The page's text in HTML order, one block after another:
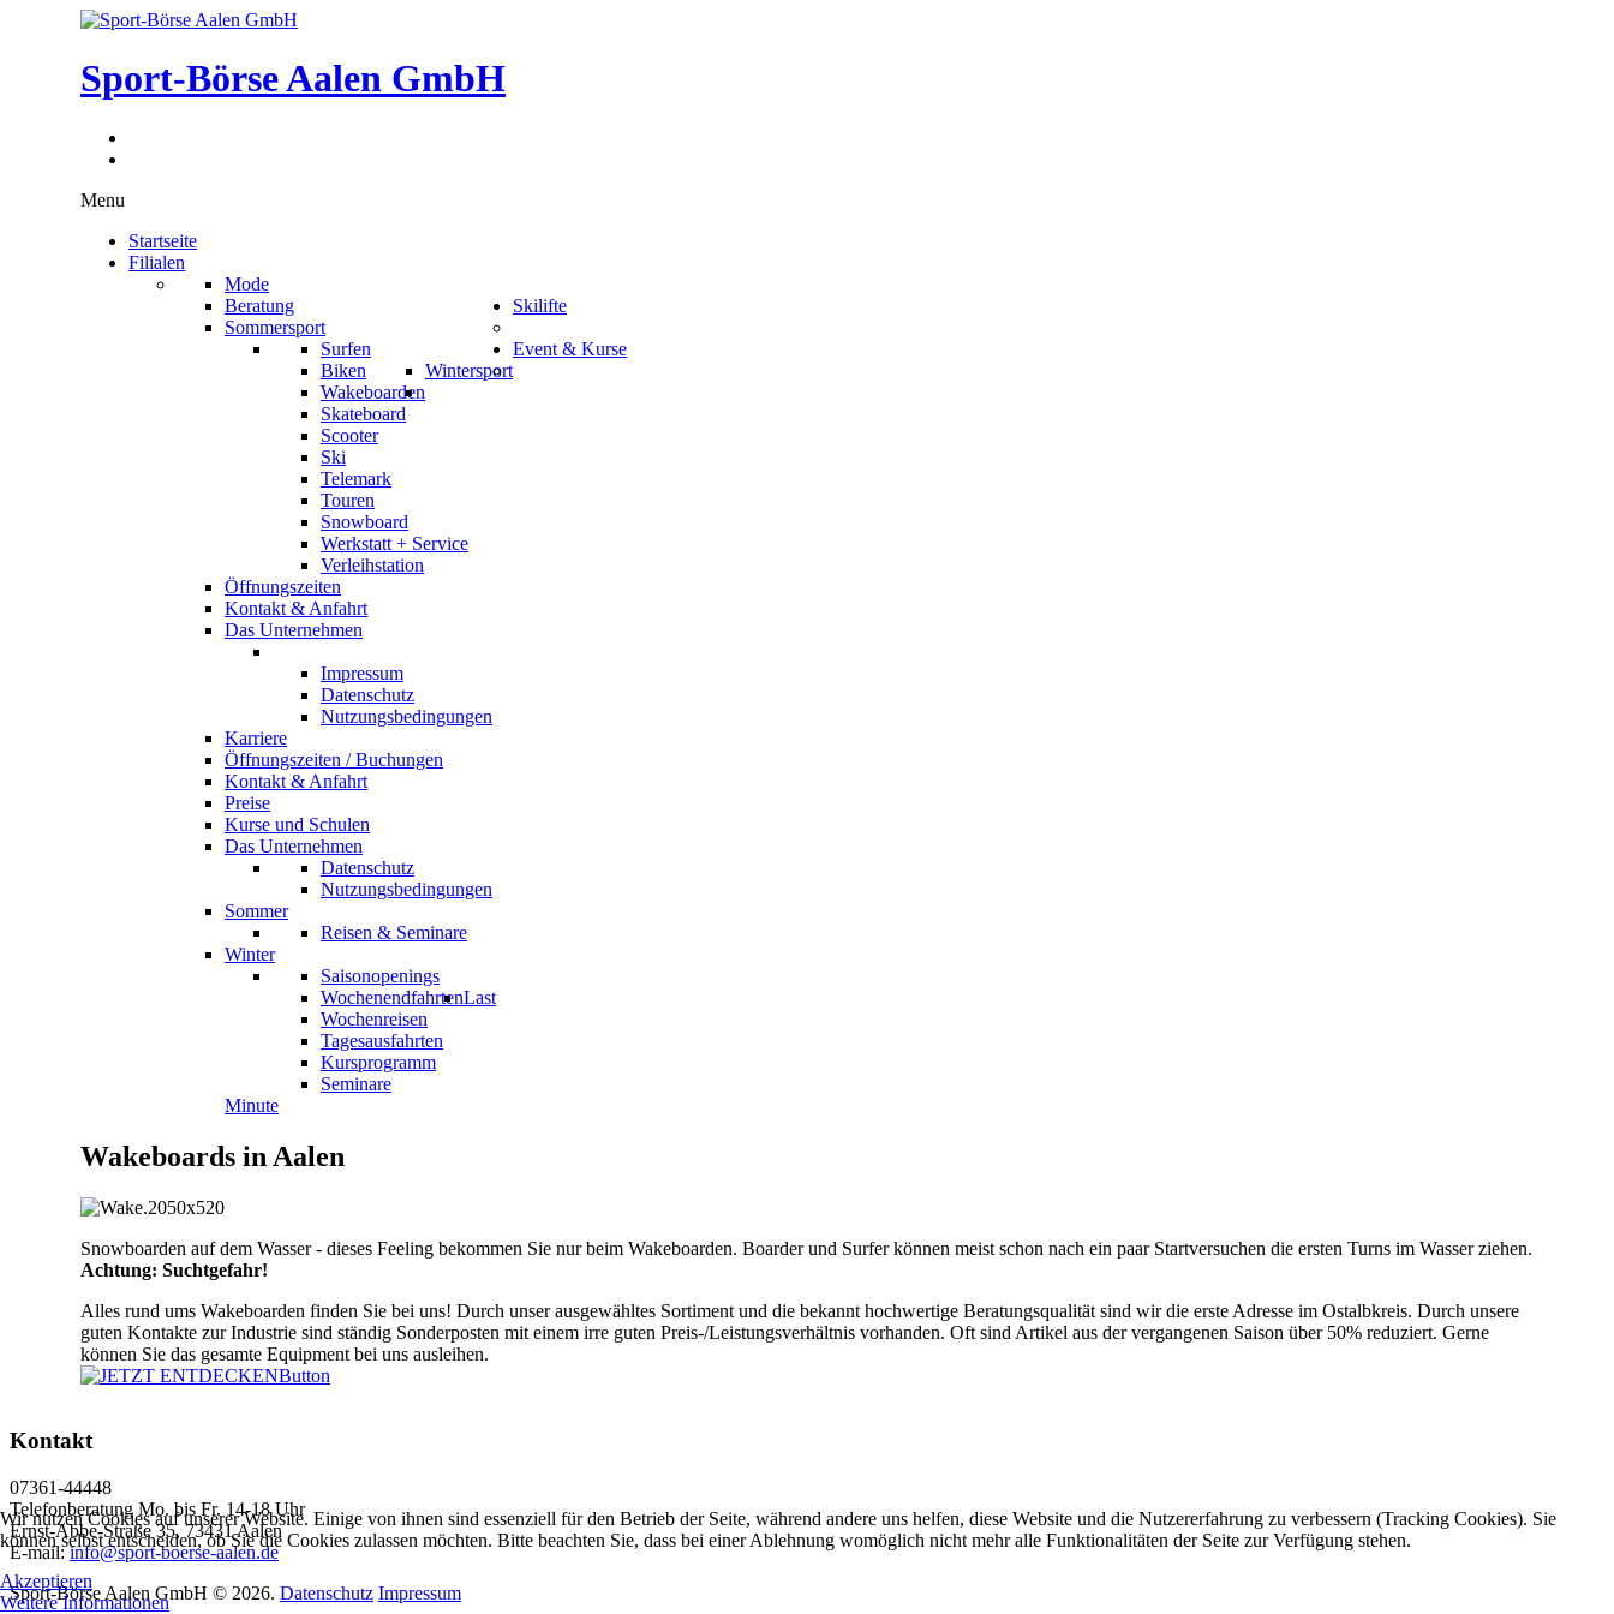
Sport-Börse Aalen GmbH
Menu
Startseite
Filialen
Mode
Beratung
Sommersport
Surfen
Biken
Wakeboarden
Skateboard
Scooter
Wintersport
Ski
Telemark
Touren
Snowboard
Werkstatt + Service
Verleihstation
Öffnungszeiten
Kontakt & Anfahrt
Das Unternehmen
Impressum
Datenschutz
Nutzungsbedingungen
Karriere
Skilifte
Öffnungszeiten / Buchungen
Kontakt & Anfahrt
Preise
Kurse und Schulen
Das Unternehmen
Datenschutz
Nutzungsbedingungen
Event & Kurse
Sommer
Reisen & Seminare
Winter
Saisonopenings
Wochenendfahrten
Wochenreisen
Tagesausfahrten
Kursprogramm
Seminare
Last
Minute
Wakeboards in Aalen
Snowboarden auf dem Wasser - dieses Feeling bekommen Sie nur beim Wakeboarden. Boarder und Surfer können meist schon nach ein paar Startversuchen die ersten Turns im Wasser ziehen.
Achtung: Suchtgefahr!
Alles rund ums Wakeboarden finden Sie bei uns! Durch unser ausgewähltes Sortiment und die bekannt hochwertige Beratungsqualität sind wir die erste Adresse im Ostalbkreis. Durch unsere
guten Kontakte zur Industrie sind ständig Sonderposten mit einem irre guten Preis-/Leistungsverhältnis vorhanden. Oft sind Artikel aus der vergangenen Saison über 50% reduziert. Gerne
können Sie das gesamte Equipment bei uns ausleihen.
Kontakt
07361-44448
Telefonberatung Mo. bis Fr. 14-18 Uhr
Ernst-Abbe-Straße 35, 73431 Aalen
E-mail:info@sport-boerse-aalen.de
Sport-Börse Aalen GmbH © 2026. Datenschutz Impressum
Wir nutzen Cookies auf unserer Website. Einige von ihnen sind essenziell für den Betrieb der Seite, während andere uns helfen, diese Website und die Nutzererfahrung zu verbessern (Tracking Cookies). Sie
können selbst entscheiden, ob Sie die Cookies zulassen möchten. Bitte beachten Sie, dass bei einer Ablehnung womöglich nicht mehr alle Funktionalitäten der Seite zur Verfügung stehen.
Akzeptieren
Weitere Informationen